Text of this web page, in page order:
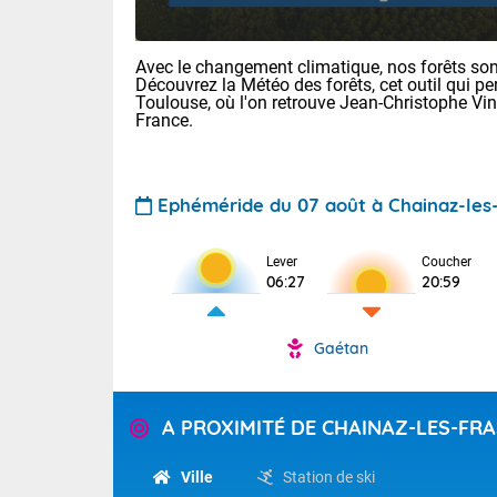
températures
Avec le changement climatique, nos forêts
Découvrez la Météo des forêts, cet outil qui
Toulouse, où l'on retrouve Jean-Christophe
France.
Ephéméride du 07 août à Chainaz-
Lever
06:27
Coucher
20:59
Gaétan
A PROXIMITÉ DE CHAINAZ-LES-
Ville Station de ski
Voici les
Clermont-
Limoges :
Lille : 25/15
Alpes-
Drôme